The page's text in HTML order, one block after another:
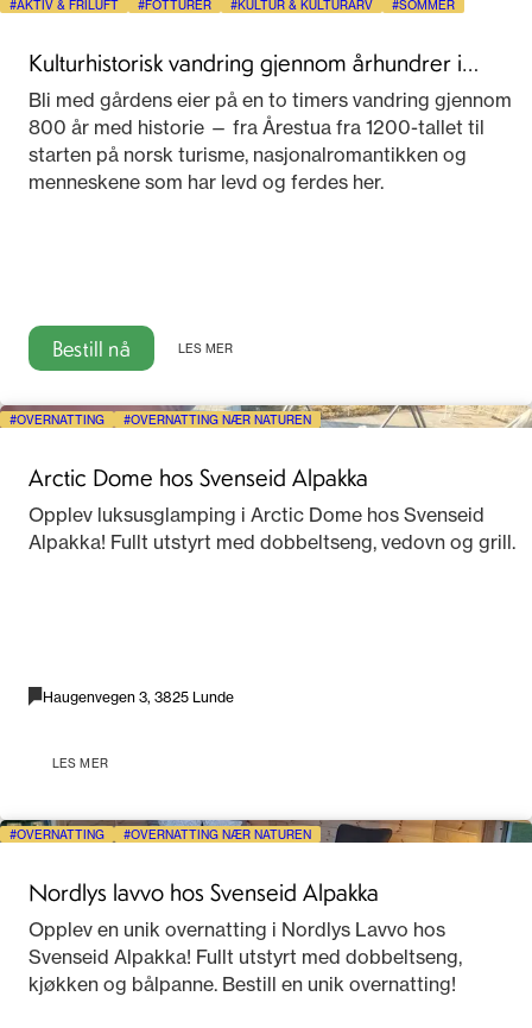
AKTIV & FRILUFT FOTTURER KULTUR & KULTURARV SOMMER
Kulturhistorisk vandring gjennom århundrer i
Telemark
Bli med gårdens eier på en to timers vandring gjennom
800 år med historie — fra Årestua fra 1200-tallet til
starten på norsk turisme, nasjonalromantikken og
menneskene som har levd og ferdes her.
Bestill nå LES MER
OVERNATTING OVERNATTING NÆR NATUREN
Arctic Dome hos Svenseid Alpakka
Opplev luksusglamping i Arctic Dome hos Svenseid
Alpakka! Fullt utstyrt med dobbeltseng, vedovn og grill.
Haugenvegen 3, 3825 Lunde
LES MER
OVERNATTING OVERNATTING NÆR NATUREN
Nordlys lavvo hos Svenseid Alpakka
Opplev en unik overnatting i Nordlys Lavvo hos
Svenseid Alpakka! Fullt utstyrt med dobbeltseng,
kjøkken og bålpanne. Bestill en unik overnatting!